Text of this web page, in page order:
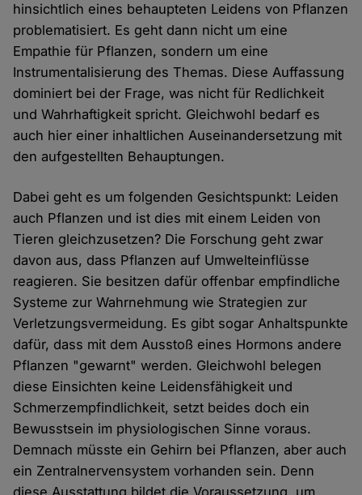
hinsichtlich eines behaupteten Leidens von Pflanzen
problematisiert. Es geht dann nicht um eine
Empathie für Pflanzen, sondern um eine
Instrumentalisierung des Themas. Diese Auffassung
dominiert bei der Frage, was nicht für Redlichkeit
und Wahrhaftigkeit spricht. Gleichwohl bedarf es
auch hier einer inhaltlichen Auseinandersetzung mit
den aufgestellten Behauptungen.
Dabei geht es um folgenden Gesichtspunkt: Leiden
auch Pflanzen und ist dies mit einem Leiden von
Tieren gleichzusetzen? Die Forschung geht zwar
davon aus, dass Pflanzen auf Umwelteinflüsse
reagieren. Sie besitzen dafür offenbar empfindliche
Systeme zur Wahrnehmung wie Strategien zur
Verletzungsvermeidung. Es gibt sogar Anhaltspunkte
dafür, dass mit dem Ausstoß eines Hormons andere
Pflanzen "gewarnt" werden. Gleichwohl belegen
diese Einsichten keine Leidensfähigkeit und
Schmerzempfindlichkeit, setzt beides doch ein
Bewusstsein im physiologischen Sinne voraus.
Demnach müsste ein Gehirn bei Pflanzen, aber auch
ein Zentralnervensystem vorhanden sein. Denn